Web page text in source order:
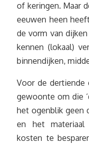
of keringen. Maar
eeuwen heen
de vorm van dijken
kennen (lokaal)
binnendijken,
Voor de dertiende
gewoonte om die
het ogenblik geen
en het materiaal
kosten te